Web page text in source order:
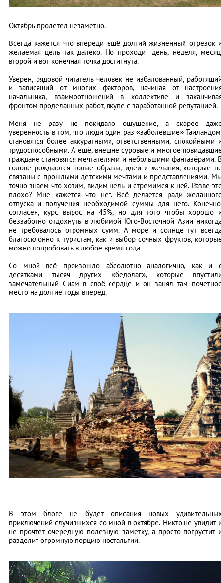
Октябрь пролетел незаметно.
Всегда кажется что впереди ещё долгий жизненный отрезок
желаемая цель так далеко. Но проходит день, неделя,
второй и вот конечная точка достигнута.
Уверен, рядовой читатель человек не избалованный,
и зависящий от многих факторов, начиная от
начальника, взаимоотношений в коллективе и
фронтом проделанных работ, вкупе с заработанной репутацией.
Меня не разу не покидало ощущение, а скорее
уверенность в том, что люди один раз «заболевшие»
становятся более аккуратными, ответственными, спокойными
трудоспособными. А ещё, внешне суровые и многое
граждане становятся мечтателями и небольшими фантазёрами.
голове рождаются новые образы, идеи и желания, которые
связаны с прошлыми детскими мечтами и представлениями.
точно знаем что хотим, видим цель и стремимся к ней. Разве
плохо? Мне кажется что нет. Всё делается ради
отпуска и получения необходимой суммы для него.
согласен, курс вырос на 45%, но для того чтобы хорошо
беззаботно отдохнуть в любимой Юго-Восточной Азии
не требовалось огромных сумм. А море и солнце тут
благосклонно к туристам, как и выбор сочных фруктов,
можно попробовать в любое время года.
Со мной всё произошло абсолютно аналогично, как и
десятками тысяч других «бедолаг», которые
замечательный Сиам в своё сердце и он занял там
место на долгие годы вперед.
В этом блоге не будет описания новых
приключений случившихся со мной в октябре. Никто не увидит
не прочтет очередную полезную заметку, а просто погрустит
разделит огромную порцию ностальгии.